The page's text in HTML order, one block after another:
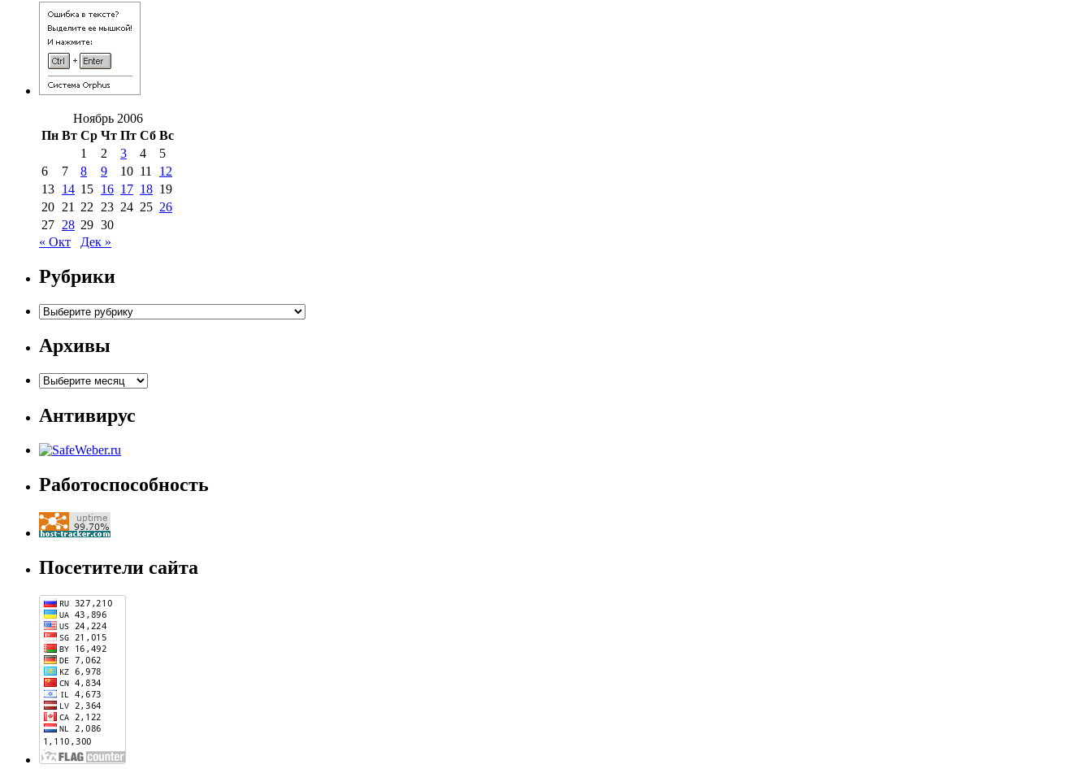
Ноябрь 2006
Пн Вт Ср Чт Пт Сб Вс
1
2 3 4
5
6
7 8 9 10 11
12
13 14 15 16 17 18 19
20 21 22 23 24 25 26
27 28 29 30
« Окт
Дек »
Рубрики
Рубрики
Архивы
Архивы
Антивирус
Работоспособность
Посетители сайта